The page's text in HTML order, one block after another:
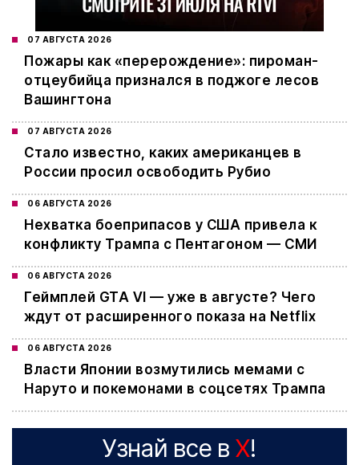
07 АВГУСТА 2026
Пожары как «перерождение»: пироман-
отцеубийца признался в поджоге лесов
Вашингтона
07 АВГУСТА 2026
Стало известно, каких американцев в
России просил освободить Рубио
06 АВГУСТА 2026
Нехватка боеприпасов у США привела к
конфликту Трампа с Пентагоном — СМИ
06 АВГУСТА 2026
Геймплей GTA VI — уже в августе? Чего
ждут от расширенного показа на Netflix
06 АВГУСТА 2026
Власти Японии возмутились мемами с
Наруто и покемонами в соцсетях Трампа
Узнай все в X!